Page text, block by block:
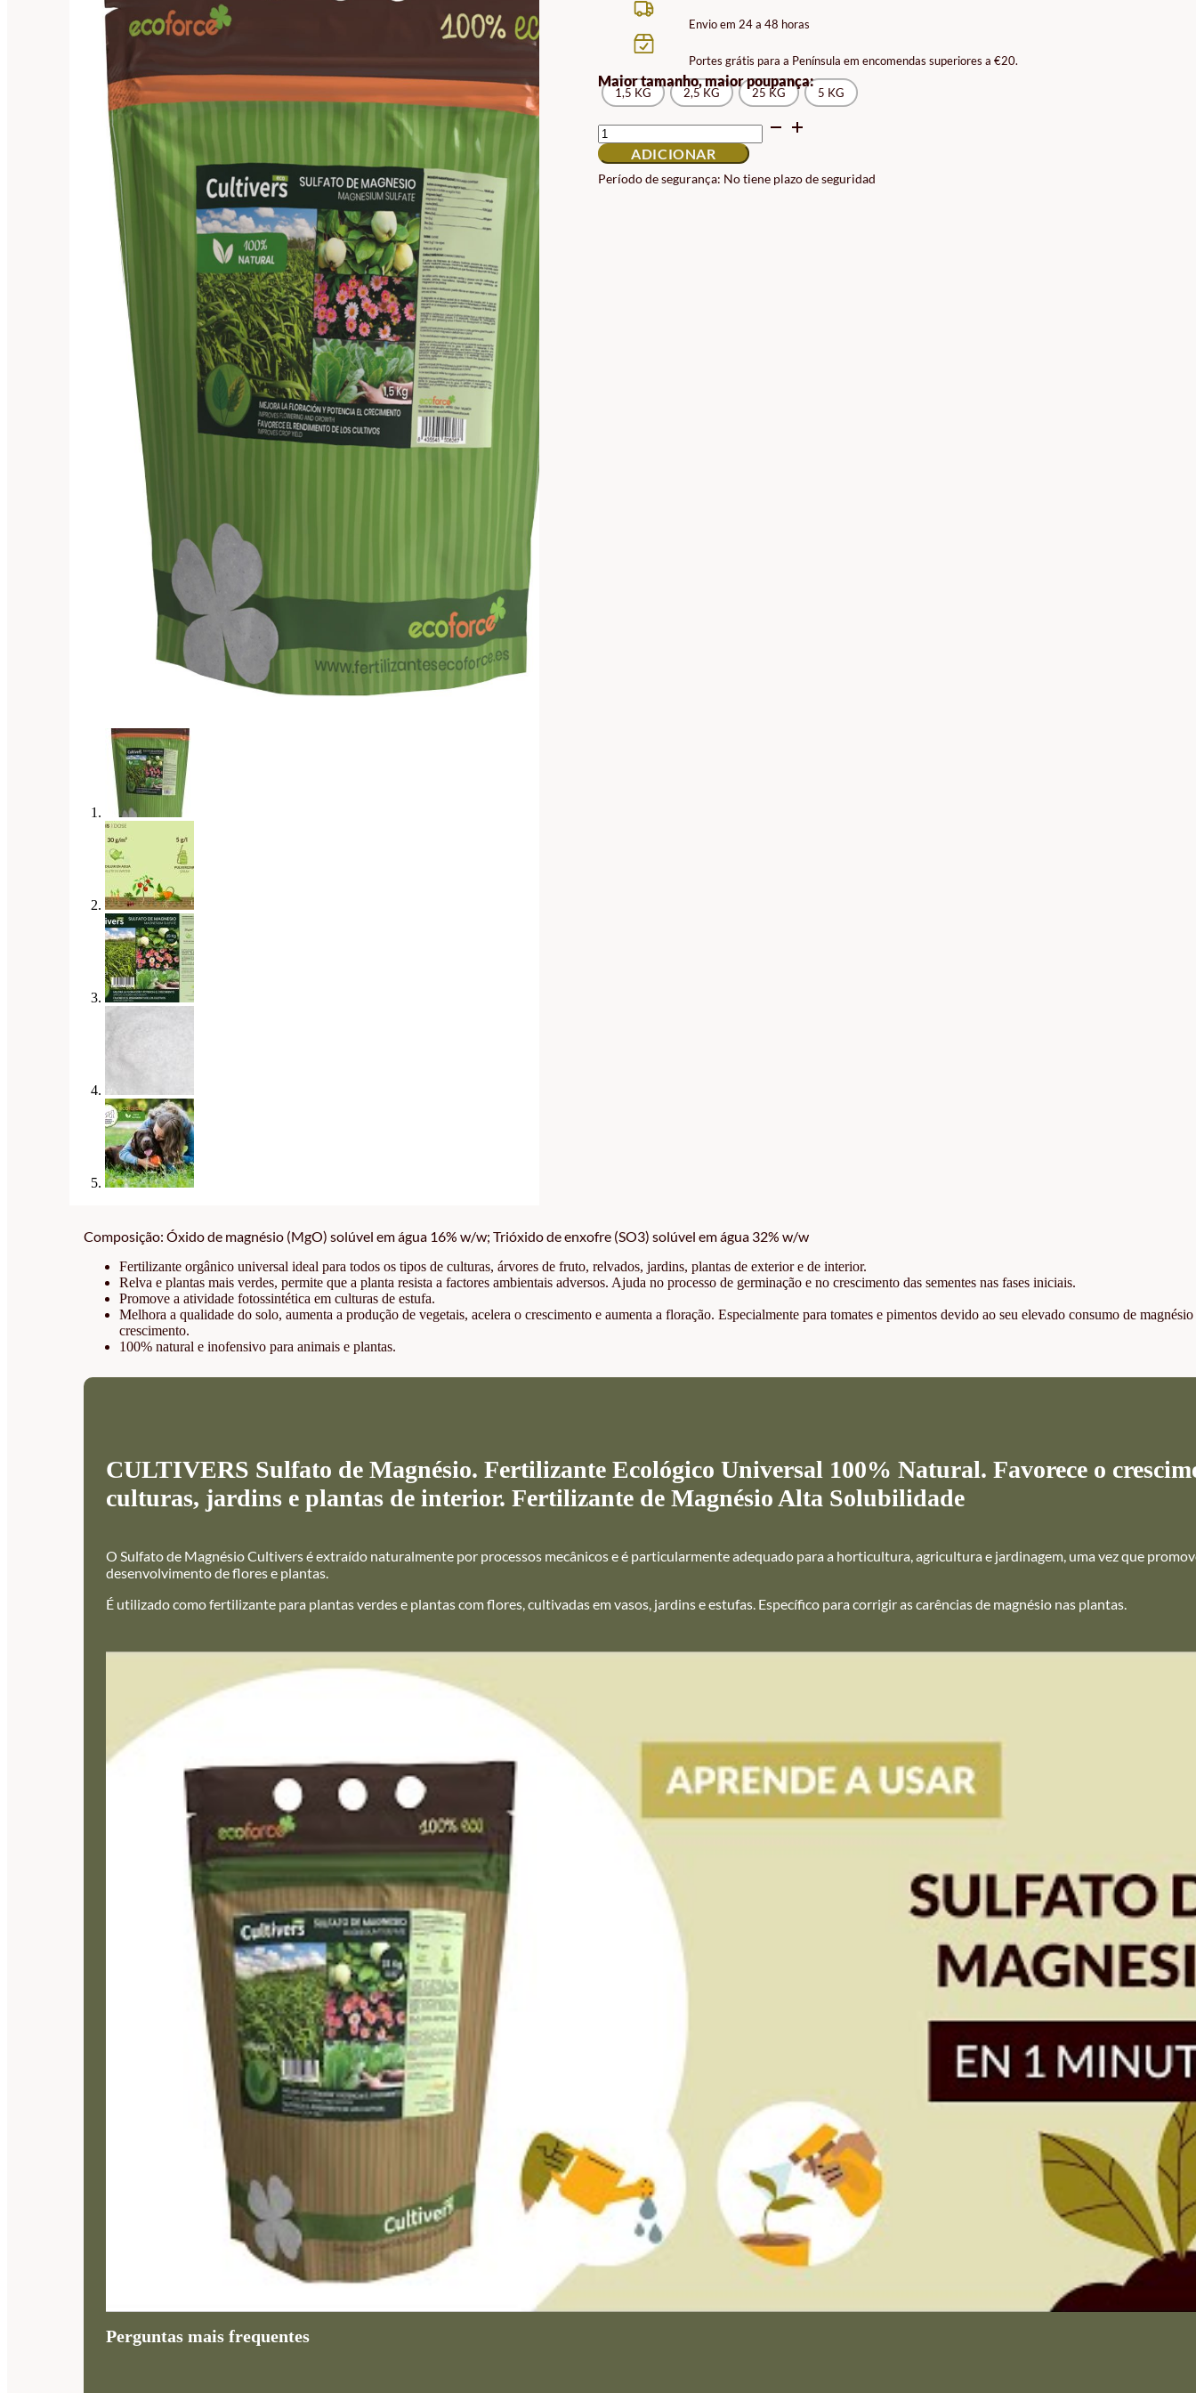
PREÇOS:
A
59.99€
Envio em 24 a 48 horas
Portes grátis para a Península em encomendas superiores a €20.
Maior tamanho, maior poupança:
1,5 KG 2,5 KG 25 KG 5 KG
QUANTIDADE
DE
SULFATO
DE
MAGNÉSIO
ADICIONAR
Período de segurança: No tiene plazo de seguridad
Composição: Óxido de magnésio (MgO) solúvel em água 16% w/w; Trióxido de enxofre (SO3) solúvel em água 32% w/w
Fertilizante orgânico universal ideal para todos os tipos de culturas, árvores de fruto, relvados, jardins, plantas de exterior e de interior.
Relva e plantas mais verdes, permite que a planta resista a factores ambientais adversos. Ajuda no processo de germinação e no crescimento das sementes nas fases iniciais.
Promove a atividade fotossintética em culturas de estufa.
Melhora a qualidade do solo, aumenta a produção de vegetais, acelera o crescimento e aumenta a floração. Especialmente para tomates e pimentos devido ao seu elevado consumo de
crescimento.
100% natural e inofensivo para animais e plantas.
CULTIVERS Sulfato de Magnésio. Fertilizante Ecológico Universal 100% Natural. Favorece o
culturas, jardins e plantas de interior. Fertilizante de Magnésio Alta Solubilidade
O Sulfato de Magnésio Cultivers é extraído naturalmente por processos mecânicos e é particularmente adequado para a horticultura, agricultura e jardinagem, uma vez que
desenvolvimento de flores e plantas.
É utilizado como fertilizante para plantas verdes e plantas com flores, cultivadas em vasos, jardins e estufas. Específico para corrigir as carências de magnésio nas plantas.
Perguntas mais frequentes